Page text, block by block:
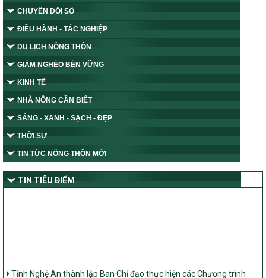
CHUYỂN ĐỔI SỐ
ĐIỀU HÀNH - TÁC NGHIỆP
DU LỊCH NÔNG THÔN
GIẢM NGHÈO BỀN VỮNG
KINH TẾ
NHÀ NÔNG CẦN BIẾT
SÁNG - XANH - SẠCH - ĐẸP
THỜI SỰ
TIN TỨC NÔNG THÔN MỚI
TIN TIÊU ĐIỂM
Tỉnh Nghệ An thành lập Ban Chỉ đạo thực hiện các Chương trình